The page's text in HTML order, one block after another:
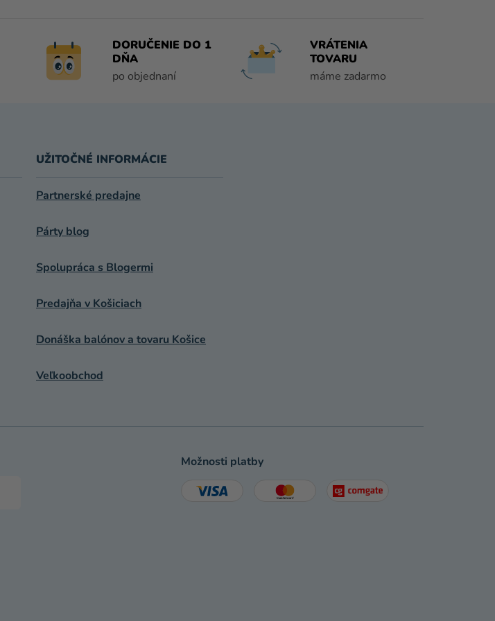
Y
V
Ý
S
DORUČENIE DO 1
DŇA
po objednaní
VRÁTENIA
TOVARU
máme zadarmo
UŽITOČNÉ INFORMÁCIE
Partnerské predajne
Párty blog
Spolupráca s Blogermi
Predajňa v Košiciach
Donáška balónov a tovaru Košice
Veľkoobchod
Možnosti platby